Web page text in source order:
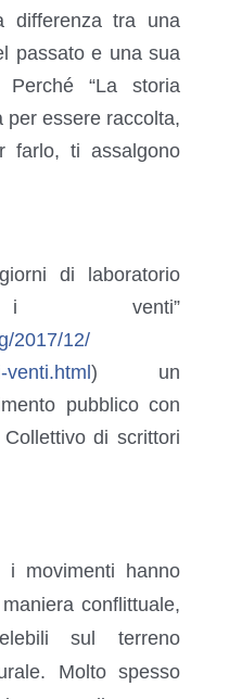
differenza tra una
passato e una sua
Perché “La storia
essere raccolta,
farlo, ti assalgono
di laboratorio
i venti”
2017/12/
venti.html) un
pubblico con
di scrittori
i movimenti hanno
conflittuale,
sul terreno
Molto spesso